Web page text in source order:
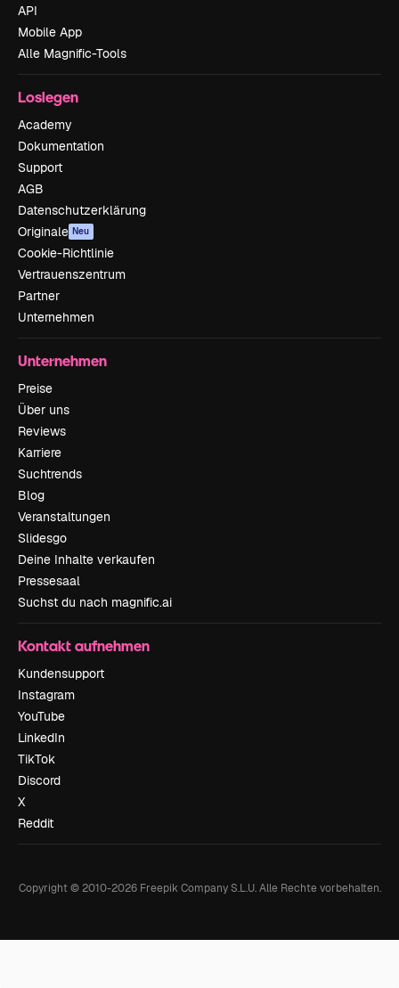
API
Mobile App
Alle Magnific-Tools
Loslegen
Academy
Dokumentation
Support
AGB
Datenschutzerklärung
Originale Neu
Cookie-Richtlinie
Vertrauenszentrum
Partner
Unternehmen
Unternehmen
Preise
Über uns
Reviews
Karriere
Suchtrends
Blog
Veranstaltungen
Slidesgo
Deine Inhalte verkaufen
Pressesaal
Suchst du nach magnific.ai
Kontakt aufnehmen
Kundensupport
Instagram
YouTube
LinkedIn
TikTok
Discord
X
Reddit
Copyright © 2010-2026Freepik Company S.L.U. Alle Rechte vorbehalten.